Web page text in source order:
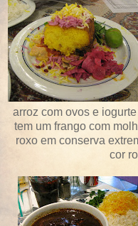
arroz com ovos e
tem um frango com
roxo em conserva
cor